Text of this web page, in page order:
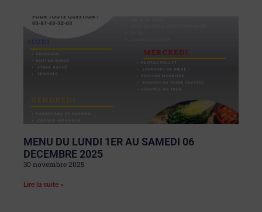
MENU DU LUNDI 1ER AU SAMEDI 06
DECEMBRE 2025
30 novembre 2025
Lire la suite »